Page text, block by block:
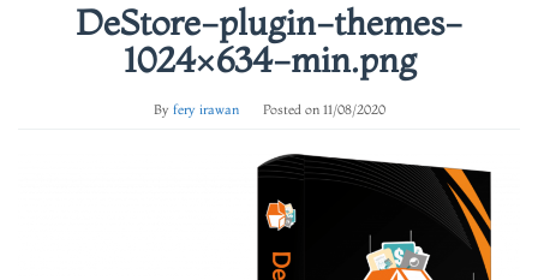
DeStore-plugin-themes-
1024×634-min.png
By fery irawan Posted on 11/08/2020